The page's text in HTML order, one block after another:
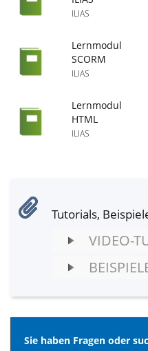
ILIAS
Lernmodul
SCORM
ILIAS
Lernmodul
HTML
ILIAS
Tutorials,
VIDEO-
Sie haben Fragen oder